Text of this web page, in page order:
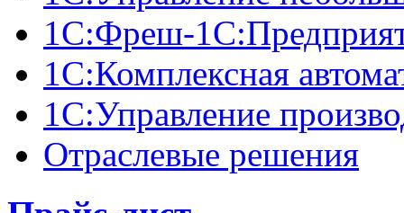
1C:Фреш-
1С:Комплексная
1С:Управление
Отраслевые решения